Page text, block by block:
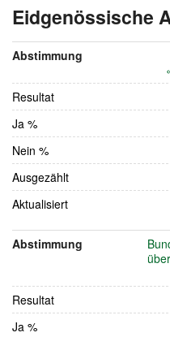
Eidgenössische
Abstimmung
Resultat
Ja %
Nein %
Ausgezählt
Aktualisiert
Abstimmung
Resultat
Ja %